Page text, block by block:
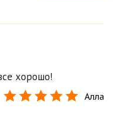
хорошо!
Алла